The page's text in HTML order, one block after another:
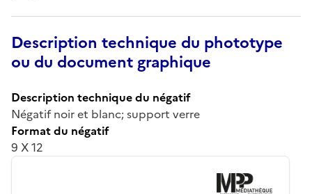
Description technique du phototype
ou du document graphique
Description technique du négatif
Négatif noir et blanc; support verre
Format du négatif
9 X 12